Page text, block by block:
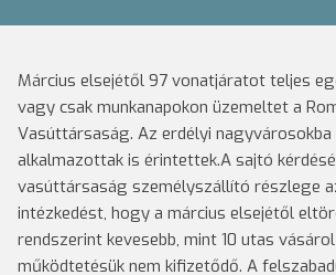
Március elsejétől 97 vonatjáratot teljes
vagy csak munkanapokon üzemeltet a
Vasúttársaság. Az erdélyi nagyvárosokba
alkalmazottak is érintettek.A sajtó
vasúttársaság személyszállító részlege
intézkedést, hogy a március elsejétől
rendszerint kevesebb, mint 10 utas
működtetésük nem kifizetődő. A